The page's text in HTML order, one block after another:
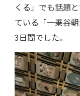
くる」でも話題
ている「一乗谷
3日間でした。